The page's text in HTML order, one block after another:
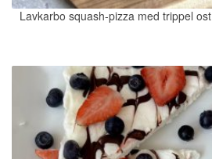
Lavkarbo squash-pizza med trippel ost